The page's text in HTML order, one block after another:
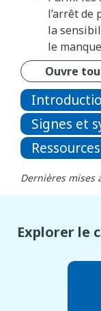
l’arrêt de
la
le
Ouvre
Signes et
Ressources
Dernières mises
Explorer le